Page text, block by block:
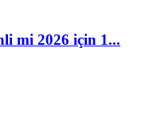
mi 2026 için 1...